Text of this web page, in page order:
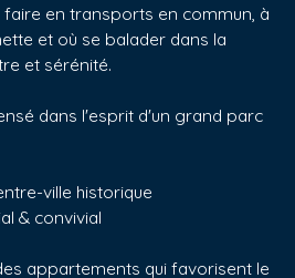
en transports en commun, à
et où se balader dans la
et sérénité.
dans l'esprit d'un grand parc
ville historique
& convivial
appartements qui favorisent le